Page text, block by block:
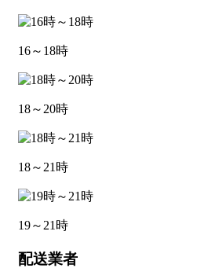
16～18時
18～20時
18～21時
19～21時
配送業者